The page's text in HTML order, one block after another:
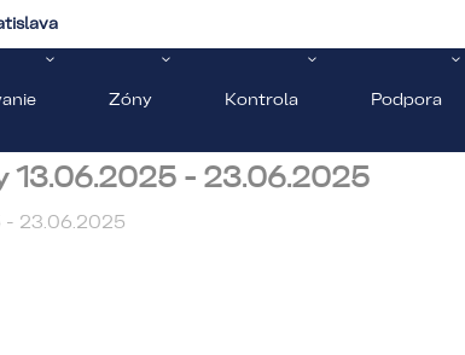
Zóny Kontrola Podpora
13.06.2025 - 23.06.2025
- 23.06.2025